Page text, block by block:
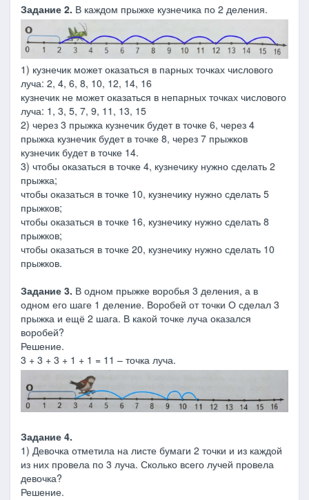
Задание 2. В каждом прыжке кузнечика по 2 деления.
1) кузнечик может оказаться в парных точках числового
луча: 2, 4, 6, 8, 10, 12, 14, 16
кузнечик не может оказаться в непарных точках числового
луча: 1, 3, 5, 7, 9, 11, 13, 15
2) через 3 прыжка кузнечик будет в точке 6, через 4
прыжка кузнечик будет в точке 8, через 7 прыжков
кузнечик будет в точке 14.
3) чтобы оказаться в точке 4, кузнечику нужно сделать 2
прыжка;
чтобы оказаться в точке 10, кузнечику нужно сделать 5
прыжков;
чтобы оказаться в точке 16, кузнечику нужно сделать 8
прыжков;
чтобы оказаться в точке 20, кузнечику нужно сделать 10
прыжков.
Задание 3. В одном прыжке воробья 3 деления, а в
одном его шаге 1 деление. Воробей от точки О сделал 3
прыжка и ещё 2 шага. В какой точке луча оказался
воробей?
Решение.
3 + 3 + 3 + 1 + 1 = 11 – точка луча.
Задание 4.
1) Девочка отметила на листе бумаги 2 точки и из каждой
из них провела по 3 луча. Сколько всего лучей провела
девочка?
Решение.